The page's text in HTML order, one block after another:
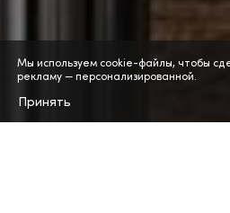
Мы используем cookie-файлы, чтобы
рекламу — персонализированной.
Принять